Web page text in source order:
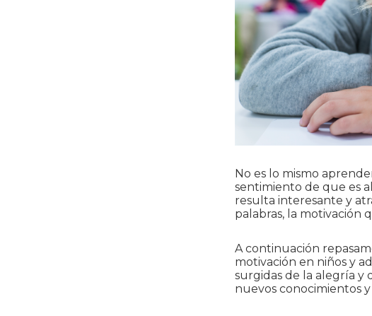
No es lo mismo
sentimiento de que es
resulta interesante y
palabras, la motivación
A continuación
motivación en niños y
surgidas de la alegría y
nuevos conocimientos